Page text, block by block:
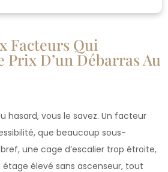
Facteurs Qui
D’un Débarras Au
hasard, vous le savez. Un facteur
que beaucoup sous-
une cage d’escalier trop étroite,
élevé sans ascenseur, tout